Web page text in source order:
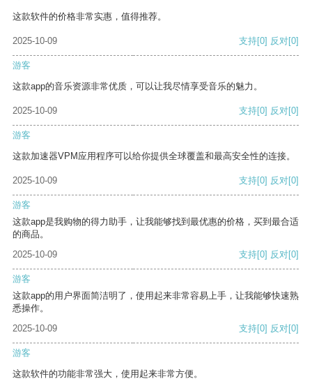
这款软件的价格非常实惠，值得推荐。
2025-10-09 支持[0] 反对[0]
游客
这款app的音乐资源非常优质，可以让我尽情享受音乐的魅力。
2025-10-09 支持[0] 反对[0]
游客
这款加速器VPM应用程序可以给你提供全球覆盖和最高安全性的连接。
2025-10-09 支持[0] 反对[0]
游客
这款app是我购物的得力助手，让我能够找到最优惠的价格，买到最合适
的商品。
2025-10-09
支持[0] 反对[0]
游客
这款app的用户界面简洁明了，使用起来非常容易上手，让我能够快速熟
悉操作。
2025-10-09
支持[0] 反对[0]
游客
这款软件的功能非常强大，使用起来非常方便。